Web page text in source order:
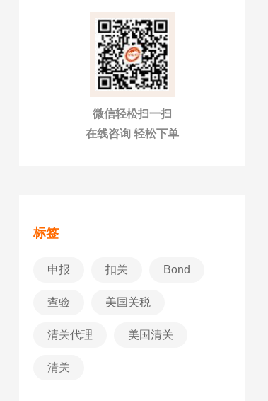
微信轻松扫一扫
在线咨询 轻松下单
标签
申报 扣关 Bond
查验 美国关税
清关代理 美国清关
清关